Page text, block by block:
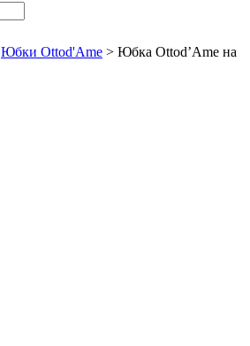
Юбки Ottod'Ame > Юбка Ottod’Ame на